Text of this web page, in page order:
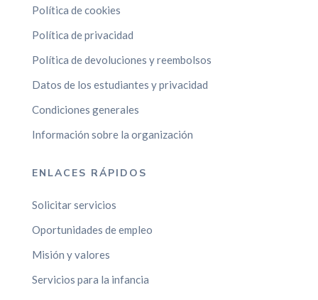
Política de cookies
Política de privacidad
Política de devoluciones y reembolsos
Datos de los estudiantes y privacidad
Condiciones generales
Información sobre la organización
ENLACES RÁPIDOS
Solicitar servicios
Oportunidades de empleo
Misión y valores
Servicios para la infancia